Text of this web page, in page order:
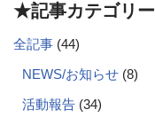
★記事カテゴリー
全記事 (44)
NEWS/お知らせ (8)
活動報告 (34)